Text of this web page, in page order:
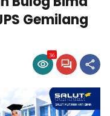
Gemilang
36